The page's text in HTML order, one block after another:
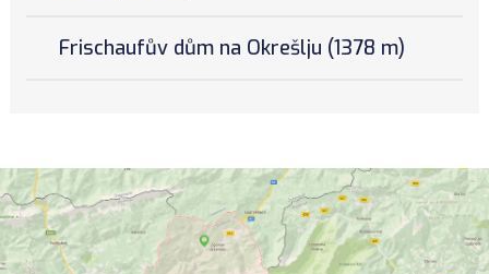
Frischaufův dům na Okrešlju (1378 m)